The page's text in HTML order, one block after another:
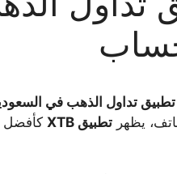
تداول الذهب في
يظهر تطبيق XTB
كأفضل